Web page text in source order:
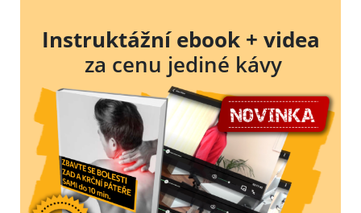
Instruktážní ebook + videa
za cenu jediné kávy